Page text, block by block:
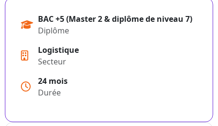
BAC +5 (Master 2 & diplôme de niveau 7)
Diplôme
Logistique
Secteur
24 mois
Durée